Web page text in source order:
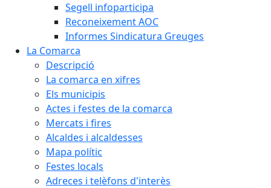
Segell infoparticipa
Reconeixement AOC
Informes Sindicatura Greuges
La Comarca
Descripció
La comarca en xifres
Els municipis
Actes i festes de la comarca
Mercats i fires
Alcaldes i alcaldesses
Mapa polític
Festes locals
Adreces i telèfons d'interès